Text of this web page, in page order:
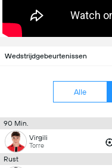
Wedstrijdgebeurtenissen
Alle
90 Min.
Virgili
Torre
Rust